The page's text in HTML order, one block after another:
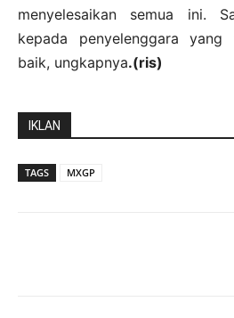
menyelesaikan semua ini.
kepada penyelenggara
baik, ungkapnya.(ris)
IKLAN
TAGS MXGP